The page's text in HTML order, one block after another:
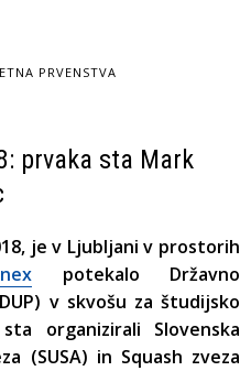
PRVENSTVA
prvaka sta Mark
je v Ljubljani v prostorih
potekalo Državno
v skvošu za študijsko
organizirali Slovenska
(SUSA) in Squash zveza